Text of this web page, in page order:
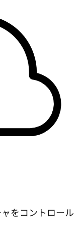
をコントロール